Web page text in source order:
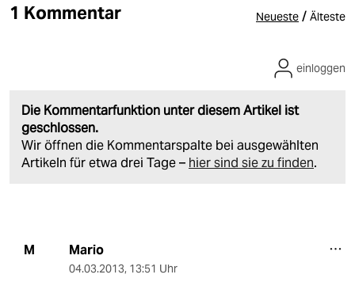
1 Kommentar Neueste / Älteste
Die Kommentarfunktion unter diesem Artikel ist
geschlossen.
Wir öffnen die Kommentarspalte bei ausgewählten
Artikeln für etwa drei Tage – hier sind sie zu finden.
einloggen
M Mario
04.03.2013, 13:51 Uhr